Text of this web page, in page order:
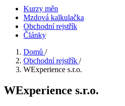
Kurzy měn
Mzdová kalkulačka
Obchodní rejstřík
Články
Domů /
Obchodní rejstřík /
WExperience s.r.o.
WExperience s.r.o.